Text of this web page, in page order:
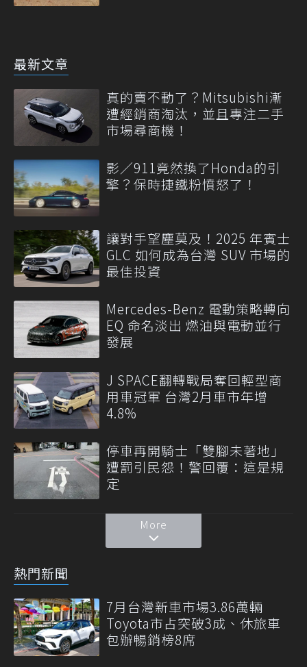
最新文章
真的賣不動了？Mitsubishi漸
遭經銷商淘汰，並且專注二手
市場尋商機！
影／911竟然換了Honda的引
擎？保時捷鐵粉憤怒了！
讓對手望塵莫及！2025 年賓士
GLC 如何成為台灣 SUV 市場的
最佳投資
Mercedes-Benz 電動策略轉向
EQ 命名淡出 燃油與電動並行
發展
J SPACE翻轉戰局奪回輕型商
用車冠軍 台灣2月車市年增
4.8%
停車再開騎士「雙腳未著地」
遭罰引民怨！警回覆：這是規
定
More
熱門新聞
7月台灣新車市場3.86萬輛
Toyota市占突破3成、休旅車
包辦暢銷榜8席